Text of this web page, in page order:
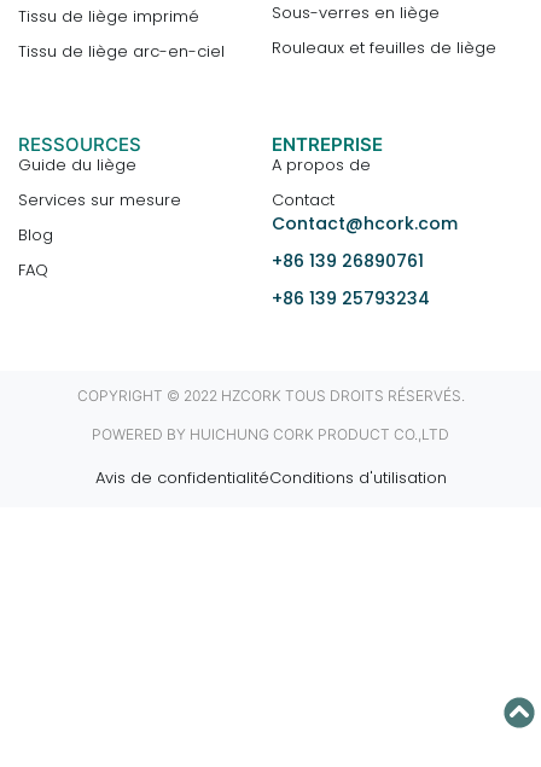
Tissu de liège imprimé
Tissu de liège arc-en-ciel
Sous-verres en liège
Rouleaux et feuilles de liège
RESSOURCES
Guide du liège
Services sur mesure
Blog
FAQ
ENTREPRISE
A propos de
Contact
Contact@hcork.com
+86 139 26890761
+86 139 25793234
COPYRIGHT © 2022 HZCORK TOUS DROITS RÉSERVÉS.
POWERED BY HUICHUNG CORK PRODUCT CO.,LTD
Avis de confidentialitéConditions d'utilisation